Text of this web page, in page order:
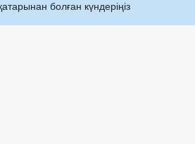
болған күндеріңіз